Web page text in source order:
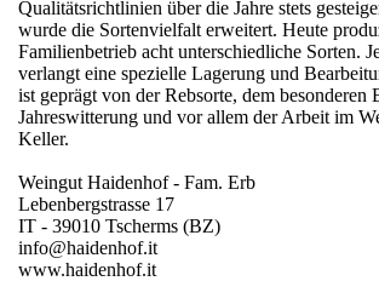
Qualitätsrichtlinien über die Jahre stets
wurde die Sortenvielfalt erweitert. Heute
Familienbetrieb acht unterschiedliche Sorten.
verlangt eine spezielle Lagerung und
ist geprägt von der Rebsorte, dem besonderen
Jahreswitterung und vor allem der Arbeit im
Keller.
Weingut Haidenhof - Fam. Erb
Lebenbergstrasse 17
IT - 39010 Tscherms (BZ)
info@haidenhof.it
www.haidenhof.it